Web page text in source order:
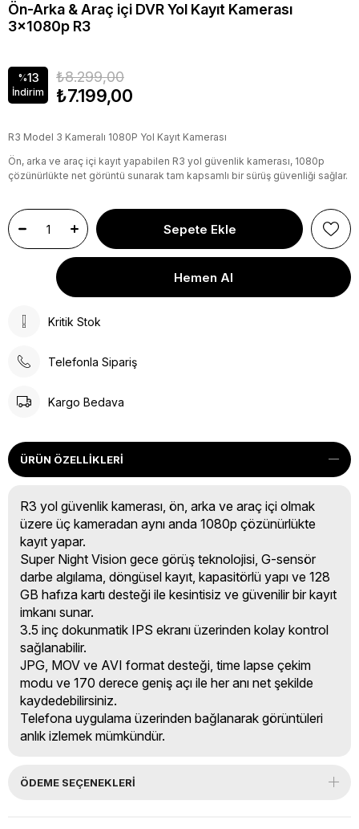
Ön-Arka & Araç içi DVR Yol Kayıt Kamerası
3x1080p R3
%13
İndirim
₺8.299,00
₺7.199,00
R3 Model 3 Kameralı 1080P Yol Kayıt Kamerası
Ön, arka ve araç içi kayıt yapabilen R3 yol güvenlik kamerası, 1080p
çözünürlükte net görüntü sunarak tam kapsamlı bir sürüş güvenliği sağlar.
Kritik Stok
Telefonla Sipariş
Kargo Bedava
ÜRÜN ÖZELLIKLERI
R3 yol güvenlik kamerası, ön, arka ve araç içi olmak
üzere üç kameradan aynı anda 1080p çözünürlükte
kayıt yapar.
Super Night Vision gece görüş teknolojisi, G-sensör
darbe algılama, döngüsel kayıt, kapasitörlü yapı ve 128
GB hafıza kartı desteği ile kesintisiz ve güvenilir bir kayıt
imkanı sunar.
3.5 inç dokunmatik IPS ekranı üzerinden kolay kontrol
sağlanabilir.
JPG, MOV ve AVI format desteği, time lapse çekim
modu ve 170 derece geniş açı ile her anı net şekilde
kaydedebilirsiniz.
Telefona uygulama üzerinden bağlanarak görüntüleri
anlık izlemek mümkündür.
ÖDEME SEÇENEKLERI